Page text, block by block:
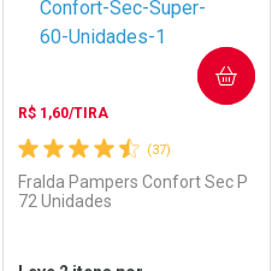
(37)
R$ 1,60/TIRA
Fralda Pampers Confort Sec P
72 Unidades
COMPRAR